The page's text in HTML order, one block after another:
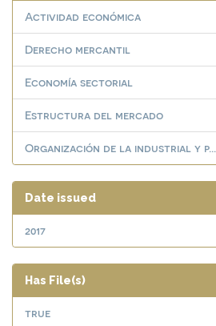
Actividad económica
Derecho mercantil
Economía sectorial
Estructura del mercado
Organización de la industrial y p...
Date issued
2017
Has File(s)
true